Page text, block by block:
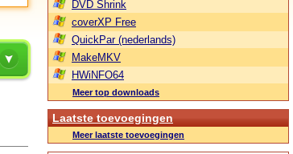
DVD Shrink
coverXP Free
QuickPar (nederlands)
MakeMKV
HWiNFO64
Meer top downloads
Laatste toevoegingen
Meer laatste toevoegingen